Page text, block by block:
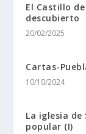
El Castillo
descubierto
20/02/2025
Cartas-
10/10/2024
La iglesia
popular (I)